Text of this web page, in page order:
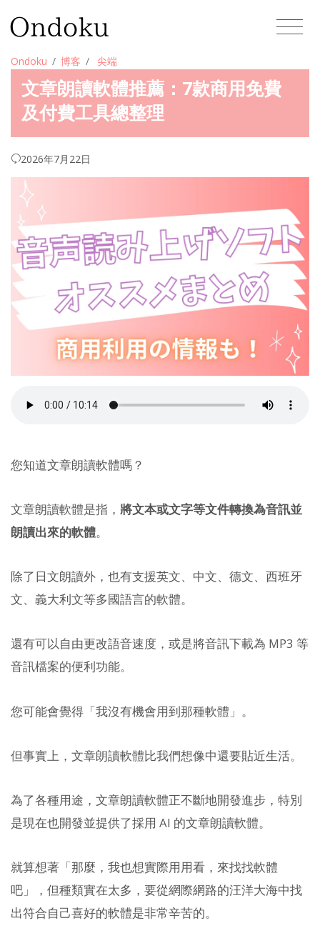
Ondoku 博客 尖端
文章朗讀軟體推薦：7款商用免費
及付費工具總整理
2026年7月22日
您知道文章朗讀軟體嗎？
文章朗讀軟體是指， 將文本或文字等文件轉換為音訊並
朗讀出來的軟體。
除了日文朗讀外，也有支援英文、中文、德文、西班牙
文、義大利文等多國語言的軟體。
還有可以自由更改語音速度，或是將音訊下載為 MP3 等
音訊檔案的便利功能。
您可能會覺得「我沒有機會用到那種軟體」。
但事實上，文章朗讀軟體比我們想像中還要貼近生活。
為了各種用途，文章朗讀軟體正不斷地開發進步，特別
是現在也開發並提供了採用 AI 的文章朗讀軟體。
就算想著「那麼，我也想實際用用看，來找找軟體
吧」，但種類實在太多，要從網際網路的汪洋大海中找
出符合自己喜好的軟體是非常辛苦的。